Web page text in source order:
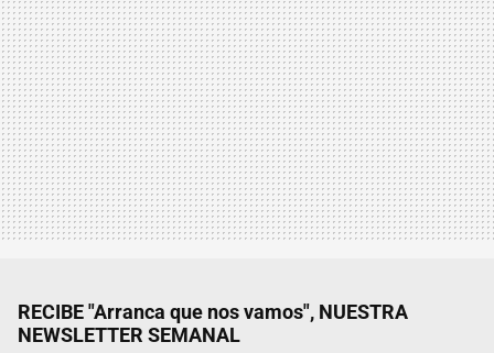
RECIBE "Arranca que nos vamos", NUESTRA
NEWSLETTER SEMANAL